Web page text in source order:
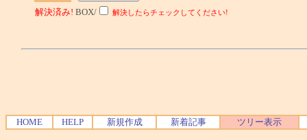
解決済み! BOX/ 解決したらチェックしてください!
HOME HELP 新規作成 新着記事 ツリー表示